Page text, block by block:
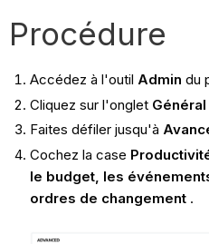
Procédure
Accédez à l'outil Admin du
Cliquez sur l'onglet Général
Faites défiler jusqu'à
Cochez la case
le budget, les
ordres de changement.